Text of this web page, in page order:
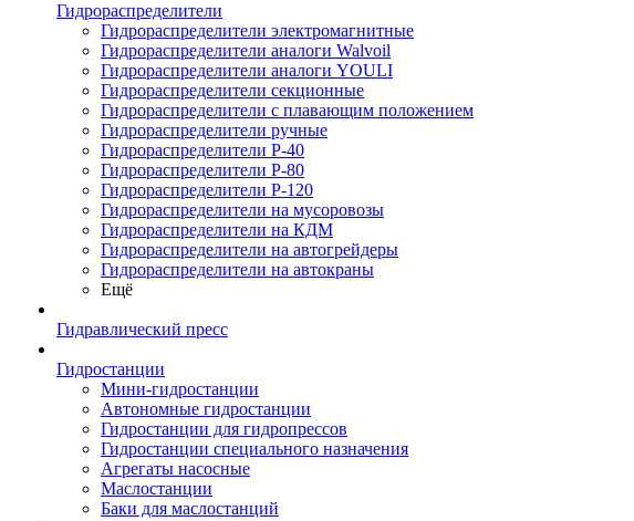
Гидрораспределители
Гидрораспределители электромагнитные
Гидрораспределители аналоги Walvoil
Гидрораспределители аналоги YOULI
Гидрораспределители секционные
Гидрораспределители с плавающим положением
Гидрораспределители ручные
Гидрораспределители Р-40
Гидрораспределители Р-80
Гидрораспределители Р-120
Гидрораспределители на мусоровозы
Гидрораспределители на КДМ
Гидрораспределители на автогрейдеры
Гидрораспределители на автокраны
Ещё
Гидравлический пресс
Гидростанции
Мини-гидростанции
Автономные гидростанции
Гидростанции для гидропрессов
Гидростанции специального назначения
Агрегаты насосные
Маслостанции
Баки для маслостанций